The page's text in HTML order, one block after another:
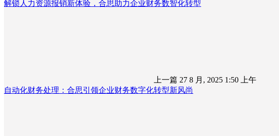
解锁人力资源报销新体验，合思助力企业财务数智化转型
上一篇 27 8 月, 2025 1:50 上午
自动化财务处理：合思引领企业财务数字化转型新风尚